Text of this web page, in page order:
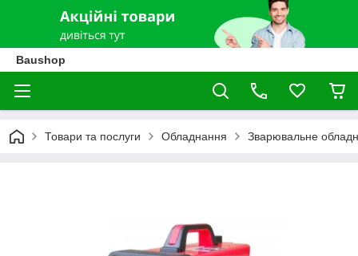
Baushop
Товари та послуги Обладнання Зварювальне